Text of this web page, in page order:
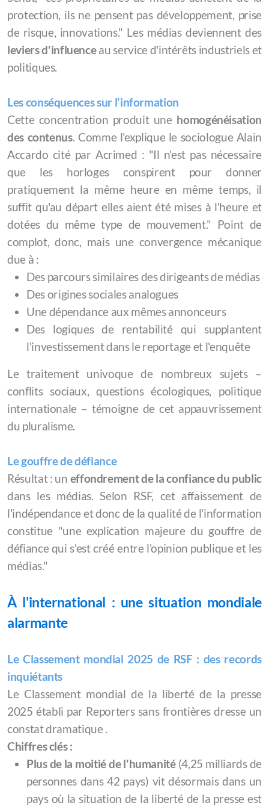
protection, ils ne pensent pas développement, prise
de risque, innovations." Les médias deviennent des
leviers d'influenceau service d'intérêts industriels et
politiques.
Les conséquences sur l'information
Cette concentration produit une homogénéisation
des contenus. Comme l'explique le sociologue Alain
Accardo cité par Acrimed : "Il n'est pas nécessaire
que les horloges conspirent pour donner
pratiquement la même heure en même temps, il
suffit qu'au départ elles aient été mises à l'heure et
dotées du même type de mouvement." Point de
complot, donc, mais une convergence mécanique
due à :
Des parcours similaires des dirigeants de médias
Des origines sociales analogues
Une dépendance aux mêmes annonceurs
Des logiques de rentabilité qui supplantent
l'investissement dans le reportage et l'enquête
Le traitement univoque de nombreux sujets –
conflits sociaux, questions écologiques, politique
internationale – témoigne de cet appauvrissement
du pluralisme.
Le gouffre de défiance
Résultat : un effondrement de la confiance du public
dans les médias. Selon RSF, cet affaissement de
l'indépendance et donc de la qualité de l'information
constitue "une explication majeure du gouffre de
défiance qui s'est créé entre l'opinion publique et les
médias."
À l'international : une situation mondiale
alarmante
Le Classement mondial 2025 de RSF : des records
inquiétants
Le Classement mondial de la liberté de la presse
2025 établi par Reporters sans frontières dresse un
constat dramatique .
Chiffres clés :
Plus de la moitié de l'humanité(4,25 milliards de
personnes dans 42 pays) vit désormais dans un
pays où la situation de la liberté de la presse est